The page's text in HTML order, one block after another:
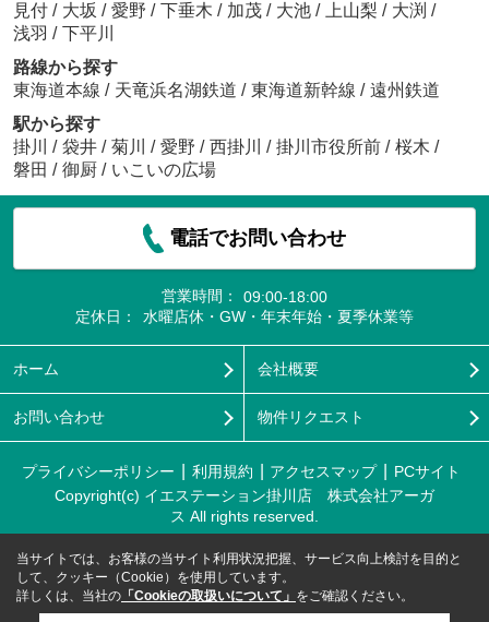
見付 / 大坂 / 愛野 / 下垂木 / 加茂 / 大池 / 上山梨 / 大渕 /
浅羽 / 下平川
路線から探す
東海道本線 / 天竜浜名湖鉄道 / 東海道新幹線 / 遠州鉄道
駅から探す
掛川
/ 袋井 / 菊川 / 愛野 / 西掛川 / 掛川市役所前 / 桜木 /
磐田 / 御厨 / いこいの広場
電話でお問い合わせ
営業時間：
09:00-18:00
定休日：
水曜店休・GW・年末年始・夏季休業等
ホーム 会社概要
お問い合わせ 物件リクエスト
プライバシーポリシー 利用規約 アクセスマップ
PCサイト
Copyright(c) イエステーション掛川店 株式会社アーガ
ス All rights reserved.
当サイトでは、お客様の当サイト利用状況把握、サービス向上検討を目的と
して、クッキー（Cookie）を使用しています。
詳しくは、当社の 「Cookieの取扱いについて」 をご確認ください。